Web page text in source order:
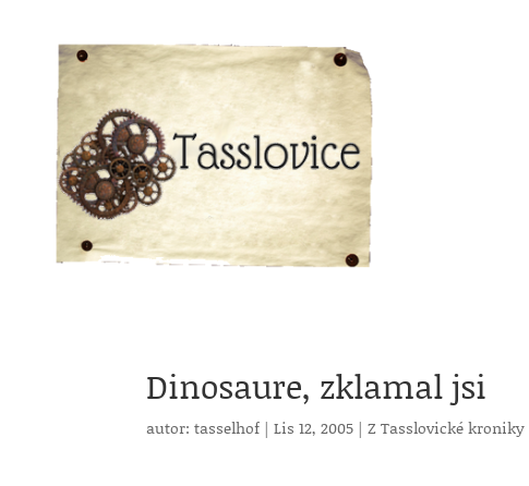
Dinosaure, zklamal jsi
autor:tasselhof |Lis 12, 2005 |Z Tasslovické kroniky